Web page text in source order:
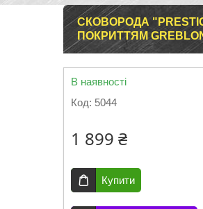
СКОВОРОДА
ПОКРИТТЯМ
В наявності
Код: 5044
1 899 ₴
Купити